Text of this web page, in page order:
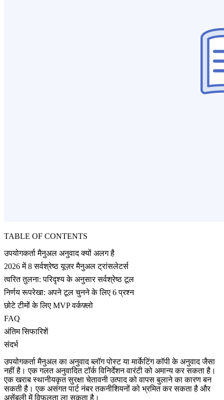
TABLE OF CONTENTS
उपयोगकर्ता मैनुअल अनुवाद क्यों अलग है
2026 में 8 सर्वश्रेष्ठ यूज़र मैनुअल ट्रांसलेटर्स
त्वरित तुलना: परिदृश्य के अनुसार सर्वश्रेष्ठ टूल
निर्णय रूपरेखा: अपने टूल चुनने के लिए 6 प्रश्न
छोटे टीमों के लिए MVP वर्कफ़्लो
FAQ
अंतिम सिफारिशें
संदर्भ
उपयोगकर्ता मैनुअल का अनुवाद ब्लॉग पोस्ट या मार्केटिंग कॉपी के अनुवाद जैसा
नहीं है। एक गलत अनुवादित टॉर्क विनिर्देशन वारंटी को अमान्य कर सकता है।
एक खराब स्थानीयकृत सुरक्षा चेतावनी उत्पाद को वापस बुलाने का कारण बन
सकती है। एक असंगत पार्ट नंबर तकनीशियनों को भ्रमित कर सकता है और
असेंबली में विफलता ला सकता है।